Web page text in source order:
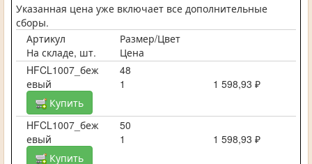
Указанная цена уже включает все дополнительные
сборы.
Артикул
Размер/Цвет
На складе, шт.
Цена
HFCL1007_беж
евый
48
1
1 598,93 ₽
Купить
HFCL1007_беж
евый
50
1
1 598,93 ₽
Купить